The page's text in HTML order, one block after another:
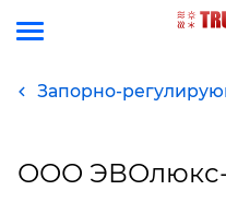
Запорно-
ООО